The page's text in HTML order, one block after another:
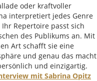
oder kraftvoller
interpretiert jedes Genre
Repertoire passt sich
des Publikums an. Mit
Art schafft sie eine
und genau das macht
und einzigartig.
mit Sabrina Opitz